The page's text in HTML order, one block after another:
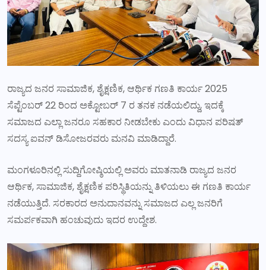
ರಾಜ್ಯದ ಜನರ ಸಾಮಾಜಿಕ, ಶೈಕ್ಷಣಿಕ, ಆರ್ಥಿಕ ಗಣತಿ ಕಾರ್ಯ 2025
ಸೆಪ್ಟೆಂಬರ್ 22 ರಿಂದ ಅಕ್ಟೋಬರ್ 7 ರ ತನಕ ನಡೆಯಲಿದ್ದು, ಇದಕ್ಕೆ
ಸಮಾಜದ ಎಲ್ಲಾ ಜನರೂ ಸಹಕಾರ ನೀಡಬೇಕು ಎಂದು ವಿಧಾನ ಪರಿಷತ್‌
ಸದಸ್ಯ ಐವನ್ ಡಿಸೋಜರವರು ಮನವಿ ಮಾಡಿದ್ದಾರೆ.
ಮಂಗಳೂರಿನಲ್ಲಿ ಸುದ್ದಿಗೋಷ್ಠಿಯಲ್ಲಿ ಅವರು ಮಾತನಾಡಿ ರಾಜ್ಯದ ಜನರ
ಆರ್ಥಿಕ, ಸಾಮಾಜಿಕ, ಶೈಕ್ಷಣಿಕ ಪರಿಸ್ಥಿತಿಯನ್ನು ತಿಳಿಯಲು ಈ ಗಣತಿ ಕಾರ್ಯ
ನಡೆಯುತ್ತಿದೆ. ಸರಕಾರದ ಅನುದಾನವನ್ನು ಸಮಾಜದ ಎಲ್ಲ ಜನರಿಗೆ
ಸಮರ್ಪಕವಾಗಿ ಹಂಚುವುದು ಇದರ ಉದ್ದೇಶ.